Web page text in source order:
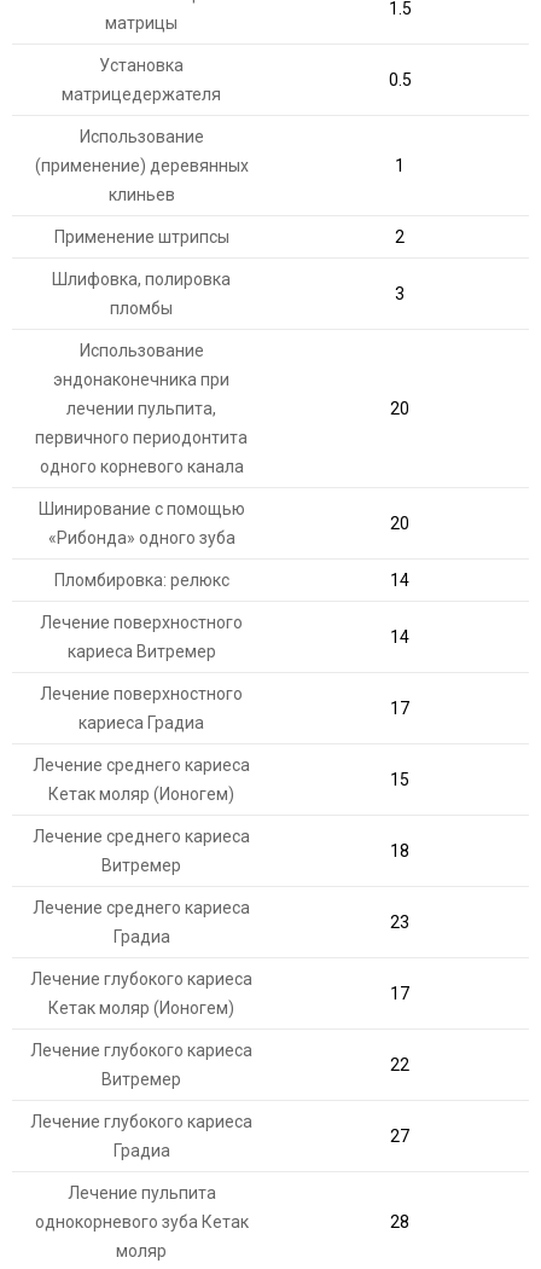
матрицы
1.5
Установка
матрицедержателя
0.5
Использование
(применение) деревянных
клиньев
1
Применение штрипсы 2
Шлифовка, полировка
пломбы
3
Использование
эндонаконечника при
лечении пульпита,
первичного периодонтита
одного корневого канала
20
Шинирование с помощью
«Рибонда» одного зуба
20
Пломбировка: релюкс 14
Лечение поверхностного
кариеса Витремер
14
Лечение поверхностного
кариеса Градиа
17
Лечение среднего кариеса
Кетак моляр (Ионогем)
15
Лечение среднего кариеса
Витремер
18
Лечение среднего кариеса
Градиа
23
Лечение глубокого кариеса
Кетак моляр (Ионогем)
17
Лечение глубокого кариеса
Витремер
22
Лечение глубокого кариеса
Градиа
27
Лечение пульпита
однокорневого зуба Кетак
моляр
28